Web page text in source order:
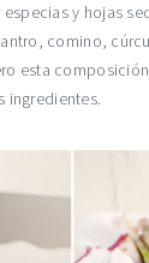
y hojas
comino,
esta
ingredientes.